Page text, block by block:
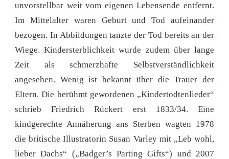
unvorstellbar weit vom eigenen Lebensende entfernt.
Im Mittelalter waren Geburt und Tod aufeinander
bezogen. In Abbildungen tanzte der Tod bereits an der
Wiege. Kindersterblichkeit wurde zudem über lange
Zeit als schmerzhafte Selbstverständlichkeit
angesehen. Wenig ist bekannt über die Trauer der
Eltern. Die berühmt gewordenen „Kindertodtenlieder“
schrieb Friedrich Rückert erst 1833/34. Eine
kindgerechte Annäherung ans Sterben wagten 1978
die britische Illustratorin Susan Varley mit „Leb wohl,
lieber Dachs“ („Badger’s Parting Gifts“) und 2007